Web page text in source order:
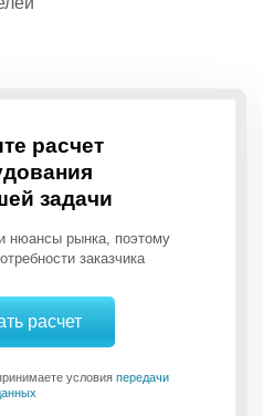
расчет
задачи
нюансы рынка, поэтому
заказчика
расчет
условия передачи